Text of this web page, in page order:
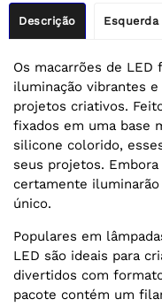
Descrição Esquerda
Os macarrões de
iluminação vibrantes
projetos criativos.
fixados em uma base
silicone colorido,
seus projetos.
certamente
único.
Populares em
LED são ideais para
divertidos com
pacote contém um